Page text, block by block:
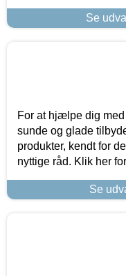
Se
For at hjælpe dig
sunde og glade
produkter, kendt for
nyttige råd. Klik her
Se